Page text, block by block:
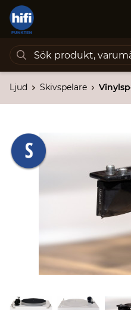
Ljud Skivspelare